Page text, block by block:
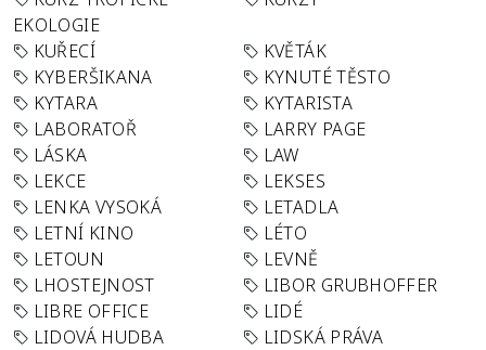
EKOLOGIE
KUŘECÍ
KVĚTÁK
KYBERŠIKANA
KYNUTÉ TĚSTO
KYTARA
KYTARISTA
LABORATOŘ
LARRY PAGE
LÁSKA
LAW
LEKCE
LEKSES
LENKA VYSOKÁ
LETADLA
LETNÍ KINO
LÉTO
LETOUN
LEVNĚ
LHOSTEJNOST
LIBOR GRUBHOFFER
LIBRE OFFICE
LIDÉ
LIDOVÁ HUDBA
LIDSKÁ PRÁVA